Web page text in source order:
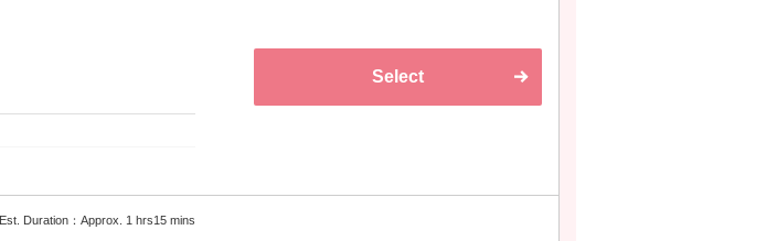
Select
Est. Duration：Approx. 1 hrs15 mins